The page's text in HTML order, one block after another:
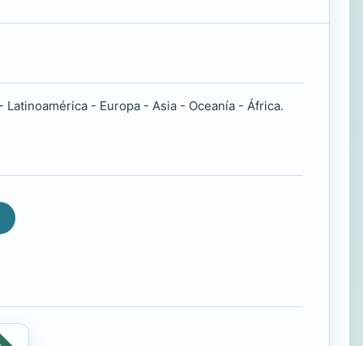
- Europa - Asia - Oceanía - África.